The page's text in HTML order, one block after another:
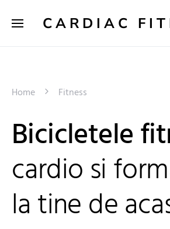
CARDIAC
Home Fitness
Bicicletele
cardio si
la tine de